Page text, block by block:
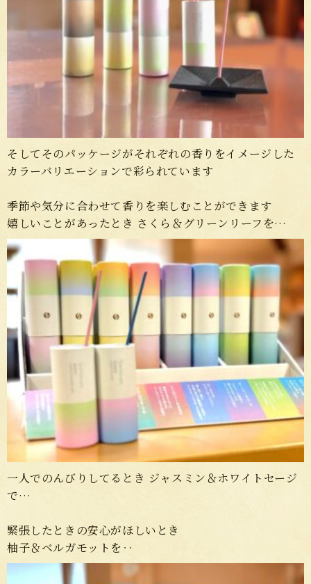
そしてそのパッケージがそれぞれの香りをイメージした
カラーバリエーションで彩られています
季節や気分に合わせて香りを楽しむことができます
嬉しいことがあったとき さくら＆グリーンリーフを…
一人でのんびりしてるとき ジャスミン＆ホワイトセージ
で…
緊張したときの安心がほしいとき
柚子＆ベルガモットを‥